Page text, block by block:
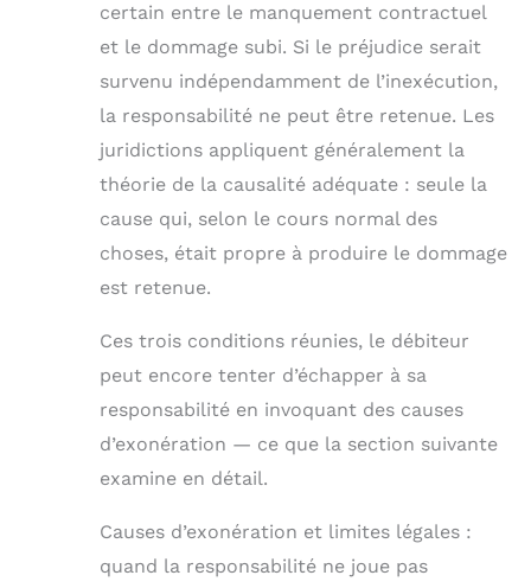
certain entre le manquement contractuel
et le dommage subi. Si le préjudice serait
survenu indépendamment de l’inexécution,
la responsabilité ne peut être retenue. Les
juridictions appliquent généralement la
théorie de la causalité adéquate : seule la
cause qui, selon le cours normal des
choses, était propre à produire le dommage
est retenue.
Ces trois conditions réunies, le débiteur
peut encore tenter d’échapper à sa
responsabilité en invoquant des causes
d’exonération — ce que la section suivante
examine en détail.
Causes d’exonération et limites légales :
quand la responsabilité ne joue pas